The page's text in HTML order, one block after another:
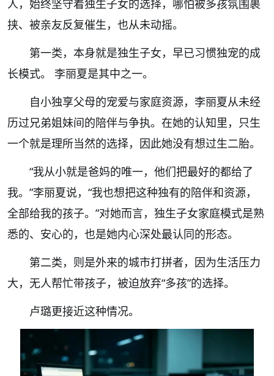
人，始终坚守着独生子女的选择，哪怕被多孩氛围裹
挟、被亲友反复催生，也从未动摇。
第一类，本身就是独生子女，早已习惯独宠的成
长模式。 李丽夏是其中之一。
自小独享父母的宠爱与家庭资源，李丽夏从未经
历过兄弟姐妹间的陪伴与争执。在她的认知里，只生
一个就是理所当然的选择，因此她没有想过生二胎。
“我从小就是爸妈的唯一，他们把最好的都给了
我。”李丽夏说，“我也想把这种独有的陪伴和资源，
全部给我的孩子。”对她而言，独生子女家庭模式是熟
悉的、安心的，也是她内心深处最认同的形态。
第二类，则是外来的城市打拼者，因为生活压力
大，无人帮忙带孩子，被迫放弃“多孩”的选择。
卢璐更接近这种情况。